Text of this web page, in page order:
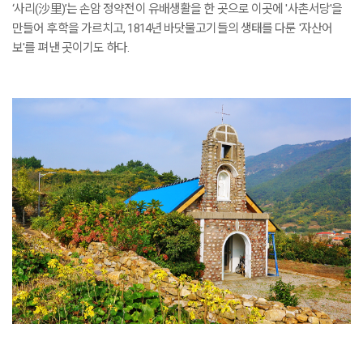
‘사리(沙里)’는 손암 정약전이 유배생활을 한 곳으로 이곳에 '사촌서당'을
만들어 후학을 가르치고, 1814년 바닷물고기들의 생태를 다룬 '자산어
보'를 펴낸 곳이기도 하다.